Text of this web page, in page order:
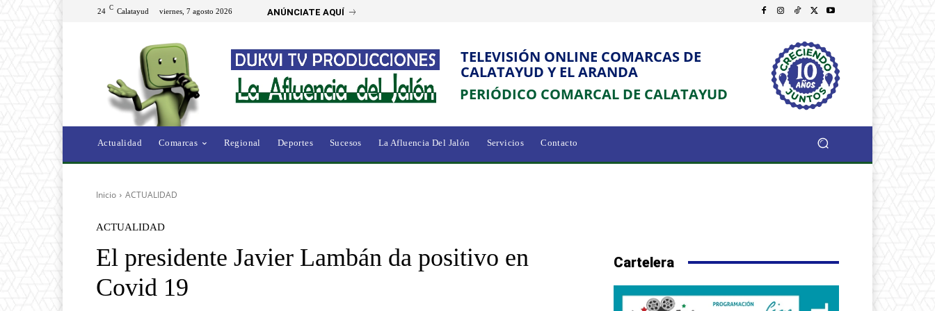
24 C Calatayud viernes, 7 agosto 2026 ANÚNCIATE AQUÍ
TELEVISIÓN ONLINE COMARCAS DE
CALATAYUD Y EL ARANDA
PERIÓDICO COMARCAL DE CALATAYUD
Actualidad Comarcas Regional Deportes Sucesos La Afluencia Del Jalón Servicios Contacto
Inicio ACTUALIDAD
ACTUALIDAD
El presidente Javier Lambán da positivo en
Covid 19
Cartelera